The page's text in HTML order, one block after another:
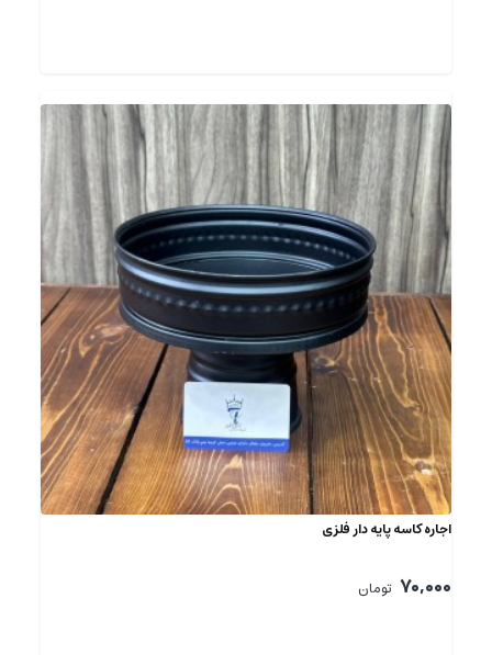
اجاره کاسه پایه دار فلزی
70,000 تومان